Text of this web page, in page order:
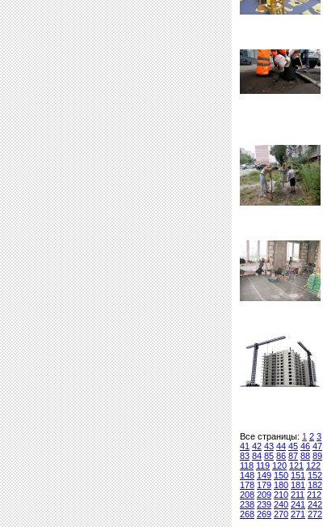
Все страницы: 1 2 3
41 42 43 44 45 46 47
83 84 85 86 87 88 89
118 119 120 121 122
148 149 150 151 152
178 179 180 181 182
208 209 210 211 212
238 239 240 241 242
268 269 270 271 272